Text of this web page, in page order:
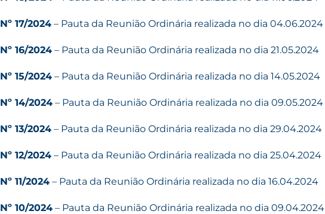
Nº 17/2024– Pauta da Reunião Ordinária realizada no dia 04.06.2024
Nº 16/2024– Pauta da Reunião Ordinária realizada no dia 21.05.2024
Nº 15/2024– Pauta da Reunião Ordinária realizada no dia 14.05.2024
Nº 14/2024– Pauta da Reunião Ordinária realizada no dia 09.05.2024
Nº 13/2024– Pauta da Reunião Ordinária realizada no dia 29.04.2024
Nº 12/2024– Pauta da Reunião Ordinária realizada no dia 25.04.2024
Nº 11/2024– Pauta da Reunião Ordinária realizada no dia 16.04.2024
Nº 10/2024– Pauta da Reunião Ordinária realizada no dia 09.04.2024